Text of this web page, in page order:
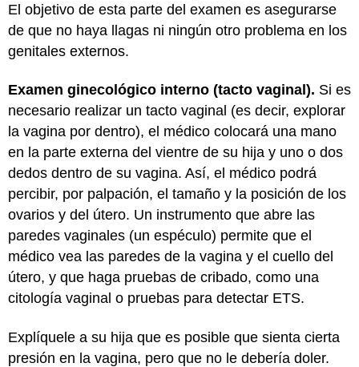
El objetivo de esta parte del examen es asegurarse
de que no haya llagas ni ningún otro problema en los
genitales externos.
Examen ginecológico interno (tacto vaginal). Si es
necesario realizar un tacto vaginal (es decir, explorar
la vagina por dentro), el médico colocará una mano
en la parte externa del vientre de su hija y uno o dos
dedos dentro de su vagina. Así, el médico podrá
percibir, por palpación, el tamaño y la posición de los
ovarios y del útero. Un instrumento que abre las
paredes vaginales (un espéculo) permite que el
médico vea las paredes de la vagina y el cuello del
útero, y que haga pruebas de cribado, como una
citología vaginal o pruebas para detectar ETS.
Explíquele a su hija que es posible que sienta cierta
presión en la vagina, pero que no le debería doler.